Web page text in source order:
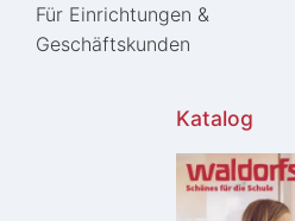
Für Einrichtungen &
Geschäftskunden
Katalog